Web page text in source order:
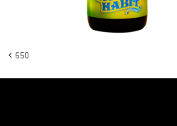
投稿ナビゲーション
650